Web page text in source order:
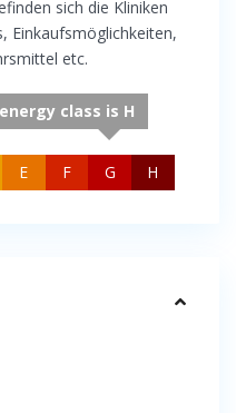
sich die Kliniken
Einkaufsmöglichkeiten,
etc.
E F G
class is H
H